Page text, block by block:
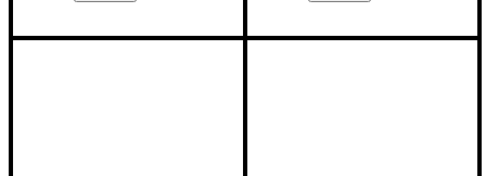
Ширина: 33,8 см
Ширина: 33,8 см